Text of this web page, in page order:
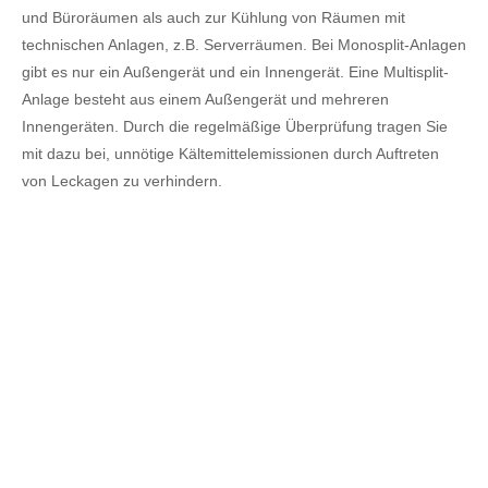
und Büroräumen als auch zur Kühlung von Räumen mit
technischen Anlagen, z.B. Serverräumen. Bei Monosplit-Anlagen
gibt es nur ein Außengerät und ein Innengerät. Eine Multisplit-
Anlage besteht aus einem Außengerät und mehreren
Innengeräten. Durch die regelmäßige Überprüfung tragen Sie
mit dazu bei, unnötige Kältemittelemissionen durch Auftreten
von Leckagen zu verhindern.